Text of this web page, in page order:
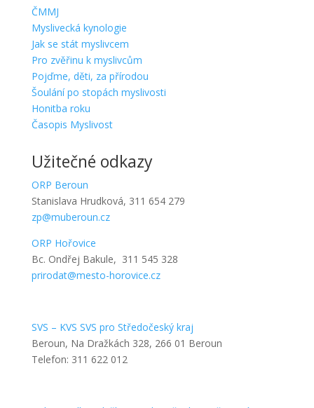
ČMMJ
Myslivecká kynologie
Jak se stát myslivcem
Pro zvěřinu k myslivcům
Pojďme, děti, za přírodou
Šoulání po stopách myslivosti
Honitba roku
Časopis Myslivost
Užitečné odkazy
ORP Beroun
Stanislava Hrudková, 311 654 279
zp@muberoun.cz
ORP Hořovice
Bc. Ondřej Bakule, 311 545 328
prirodat@mesto-horovice.cz
SVS – KVS SVS pro Středočeský kraj
Beroun, Na Dražkách 328, 266 01 Beroun
Telefon: 311 622 012